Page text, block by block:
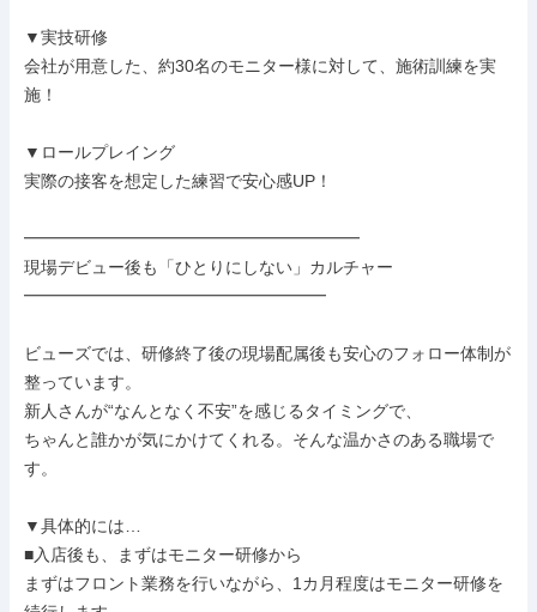
▼実技研修
会社が用意した、約30名のモニター様に対して、施術訓練を実
施！
▼ロールプレイング
実際の接客を想定した練習で安心感UP！
━━━━━━━━━━━━━━━━━━━━
現場デビュー後も「ひとりにしない」カルチャー
━━━━━━━━━━━━━━━━━━
ビューズでは、研修終了後の現場配属後も安心のフォロー体制が
整っています。
新人さんが“なんとなく不安”を感じるタイミングで、
ちゃんと誰かが気にかけてくれる。そんな温かさのある職場で
す。
▼具体的には…
■入店後も、まずはモニター研修から
まずはフロント業務を行いながら、1カ月程度はモニター研修を